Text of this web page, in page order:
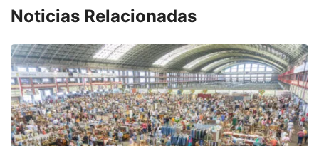
Noticias Relacionadas